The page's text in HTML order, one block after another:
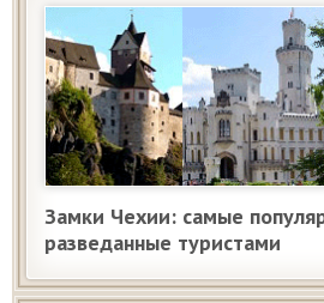
Замки Чехии: самые
разведанные туристами